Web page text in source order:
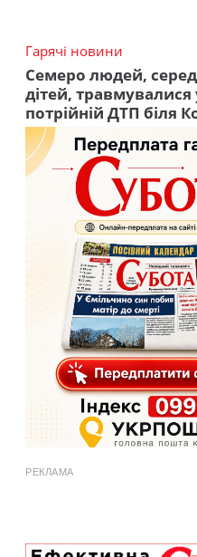
Гарячі новини
Семеро людей,
дітей, травмувалися
потрійній ДТП біля
РЕКЛАМА